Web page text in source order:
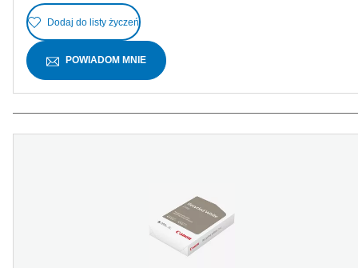
Dodaj do listy życzeń
POWIADOM MNIE